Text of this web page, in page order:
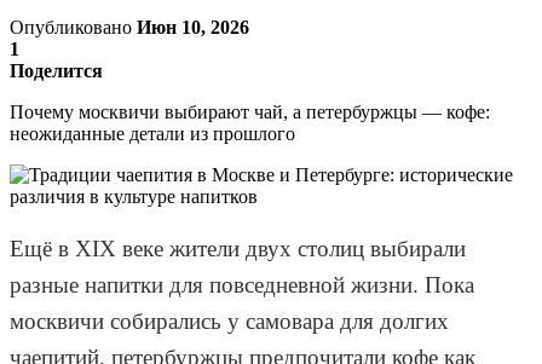
Опубликовано Июн 10, 2026
1
Поделится
Почему москвичи выбирают чай, а петербуржцы — кофе:
неожиданные детали из прошлого
Ещё в XIX веке жители двух столиц выбирали
разные напитки для повседневной жизни. Пока
москвичи собирались у самовара для долгих
чаепитий, петербуржцы предпочитали кофе как